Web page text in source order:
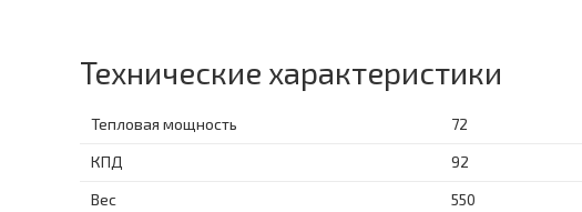
Технические характеристики
Тепловая мощность
72
КПД
92
Вес
550